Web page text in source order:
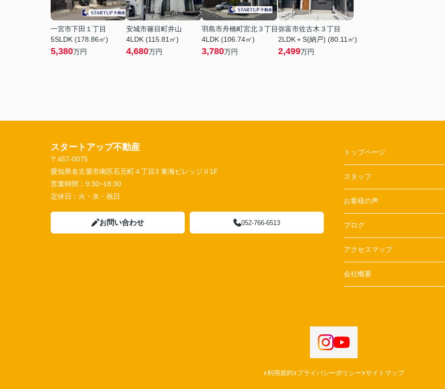
一宮市下田１丁目
5SLDK (178.86㎡)
5,380万円
安城市篠目町井山
4LDK (115.81㎡)
4,680万円
羽島市舟橋町宮北３丁目
4LDK (106.74㎡)
3,780万円
弥富市佐古木３丁目
2LDK＋S(納戸) (80.11㎡)
2,499万円
スタートアップ不動産
〒457-0075
愛知県名古屋市南区石元町４丁目3 東海ビレッジⅡ1F
営業時間： 9:30~18:30
定休日： 火・水・祝日
お問い合わせ 052-766-6513
トップページ
スタッフ
お客様の声
ブログ
アクセスマップ
会社概要
利用規約 プライバシーポリシー サイトマップ